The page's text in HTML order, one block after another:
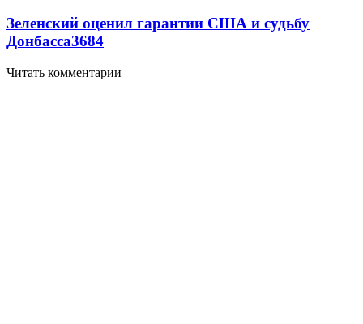
Зеленский оценил гарантии США и судьбу
Донбасса3684
Читать комментарии